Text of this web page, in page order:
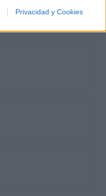
Privacidad y Cookies